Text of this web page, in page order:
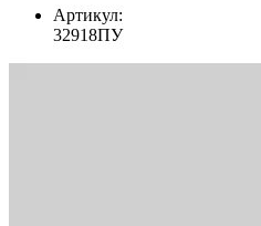
Артикул:
32918ПУ